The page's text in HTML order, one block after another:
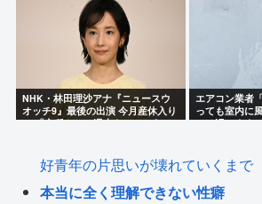
NHK・林田理沙アナ『ニュースウ
オッチ9』最後の出演 今月産休入り
へ 「心穏やかに週末を…」とあい
エアコン業者
っても室内に
ンは汚いまま
好青年の片思いが壊れていくまで
本当に全く理解できない性癖